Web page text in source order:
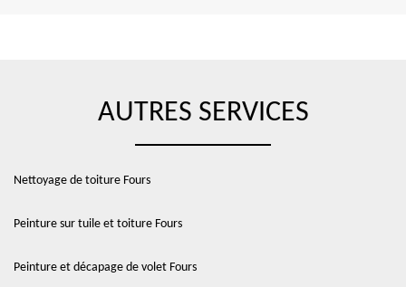
AUTRES SERVICES
Nettoyage de toiture Fours
Peinture sur tuile et toiture Fours
Peinture et décapage de volet Fours